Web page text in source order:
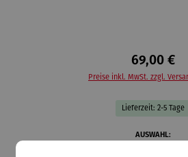
69,00 €
Preise inkl. MwSt. zzgl.
Lieferzeit: 2-5 Tage
AUSWAHL: